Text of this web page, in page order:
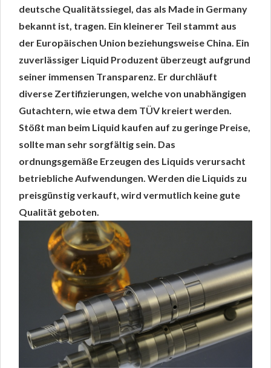
deutsche Qualitätssiegel, das als Made in Germany
bekannt ist, tragen. Ein kleinerer Teil stammt aus
der Europäischen Union beziehungsweise China. Ein
zuverlässiger Liquid Produzent überzeugt aufgrund
seiner immensen Transparenz. Er durchläuft
diverse Zertifizierungen, welche von unabhängigen
Gutachtern, wie etwa dem TÜV kreiert werden.
Stößt man beim Liquid kaufen auf zu geringe Preise,
sollte man sehr sorgfältig sein. Das
ordnungsgemäße Erzeugen des Liquids verursacht
betriebliche Aufwendungen. Werden die Liquids zu
preisgünstig verkauft, wird vermutlich keine gute
Qualität geboten.